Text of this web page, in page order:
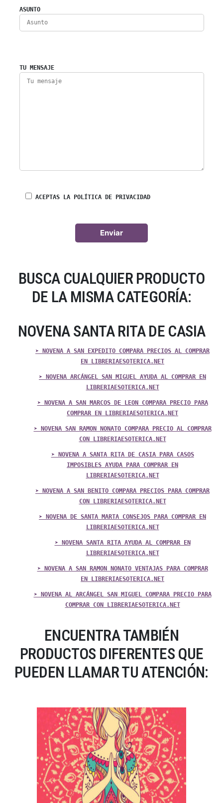
ASUNTO
TU MENSAJE
ACEPTAS LA POLÍTICA DE PRIVACIDAD
BUSCA CUALQUIER PRODUCTO
DE LA MISMA CATEGORÍA:
NOVENA SANTA RITA DE CASIA
➤ NOVENA A SAN EXPEDITO COMPARA PRECIOS AL COMPRAR
EN LIBRERIAESOTERICA.NET
➤ NOVENA ARCÁNGEL SAN MIGUEL AYUDA AL COMPRAR EN
LIBRERIAESOTERICA.NET
➤ NOVENA A SAN MARCOS DE LEON COMPARA PRECIO PARA
COMPRAR EN LIBRERIAESOTERICA.NET
➤ NOVENA SAN RAMON NONATO COMPARA PRECIO AL COMPRAR
CON LIBRERIAESOTERICA.NET
➤ NOVENA A SANTA RITA DE CASIA PARA CASOS
IMPOSIBLES AYUDA PARA COMPRAR EN
LIBRERIAESOTERICA.NET
➤ NOVENA A SAN BENITO COMPARA PRECIOS PARA COMPRAR
CON LIBRERIAESOTERICA.NET
➤ NOVENA DE SANTA MARTA CONSEJOS PARA COMPRAR EN
LIBRERIAESOTERICA.NET
➤ NOVENA SANTA RITA AYUDA AL COMPRAR EN
LIBRERIAESOTERICA.NET
➤ NOVENA A SAN RAMON NONATO VENTAJAS PARA COMPRAR
EN LIBRERIAESOTERICA.NET
➤ NOVENA AL ARCÁNGEL SAN MIGUEL COMPARA PRECIO PARA
COMPRAR CON LIBRERIAESOTERICA.NET
ENCUENTRA TAMBIÉN
PRODUCTOS DIFERENTES QUE
PUEDEN LLAMAR TU ATENCIÓN: